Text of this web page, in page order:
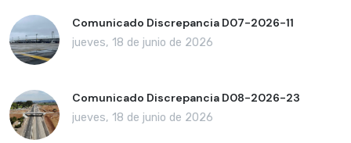
Comunicado Discrepancia D07-2026-11
jueves, 18 de junio de 2026
Comunicado Discrepancia D08-2026-23
jueves, 18 de junio de 2026